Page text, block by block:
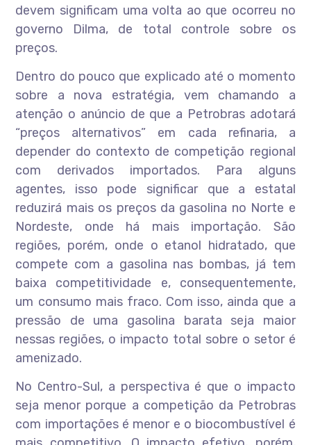
devem significam uma volta ao que ocorreu no
governo Dilma, de total controle sobre os
preços.
Dentro do pouco que explicado até o momento
sobre a nova estratégia, vem chamando a
atenção o anúncio de que a Petrobras adotará
“preços alternativos” em cada refinaria, a
depender do contexto de competição regional
com derivados importados. Para alguns
agentes, isso pode significar que a estatal
reduzirá mais os preços da gasolina no Norte e
Nordeste, onde há mais importação. São
regiões, porém, onde o etanol hidratado, que
compete com a gasolina nas bombas, já tem
baixa competitividade e, consequentemente,
um consumo mais fraco. Com isso, ainda que a
pressão de uma gasolina barata seja maior
nessas regiões, o impacto total sobre o setor é
amenizado.
No Centro-Sul, a perspectiva é que o impacto
seja menor porque a competição da Petrobras
com importações é menor e o biocombustível é